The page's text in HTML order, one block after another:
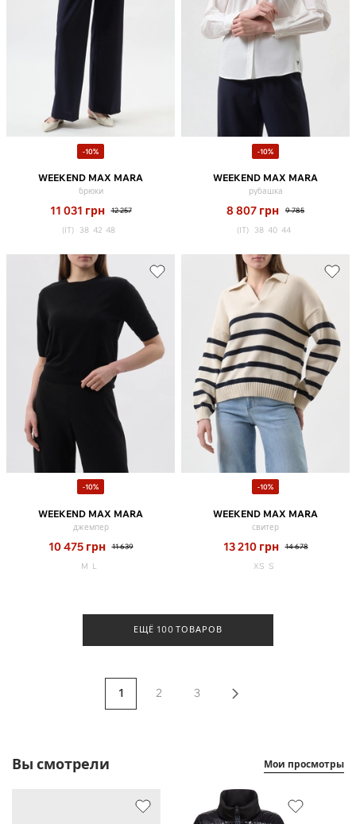
-10%
WEEKEND MAX MARA
брюки
11 031 грн 12 257
(IT) 38 42 48
-10%
WEEKEND MAX MARA
рубашка
8 807 грн 9 785
(IT) 38 40 44
-10%
WEEKEND MAX MARA
джемпер
10 475 грн 11 639
M L
-10%
WEEKEND MAX MARA
свитер
13 210 грн 14 678
XS S
ЕЩЁ 100 ТОВАРОВ
1 2 3
Вы смотрели Мои просмотры